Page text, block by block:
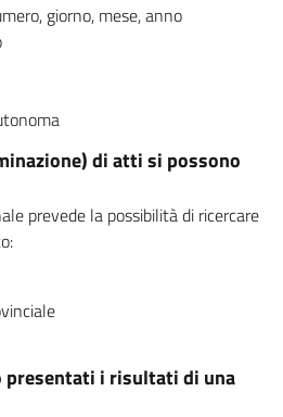
giorno, mese, anno
di atti si possono
prevede la possibilità di ricercare
presentati i risultati di una